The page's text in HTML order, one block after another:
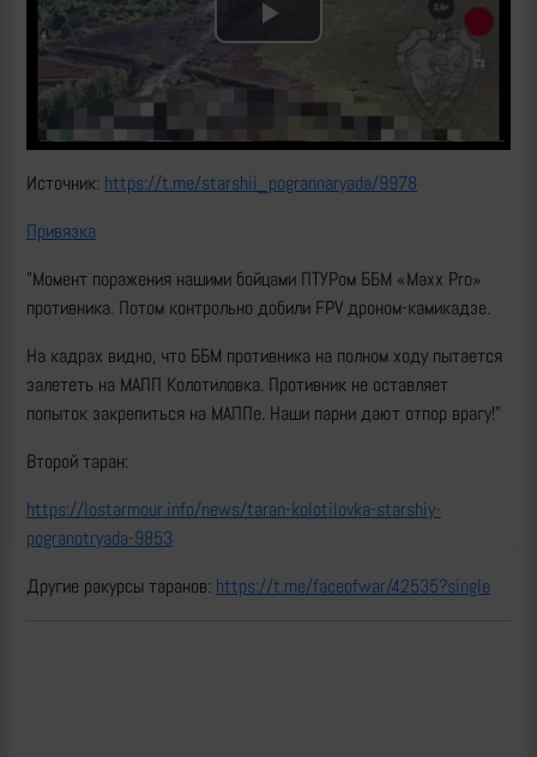
Play
Video
Источник: https://t.me/starshii_pogrannaryada/9978
Привязка
"Момент поражения нашими бойцами ПТУРом ББМ «Maxx Pro»
противника. Потом контрольно добили FPV дроном-камикадзе.
На кадрах видно, что ББМ противника на полном ходу пытается
залететь на МАПП Колотиловка. Противник не оставляет
попыток закрепиться на МАППе. Наши парни дают отпор врагу!"
Второй таран:
https://lostarmour.info/news/taran-kolotilovka-starshiy-
pogranotryada-9853
Другие ракурсы таранов: https://t.me/faceofwar/42535?single